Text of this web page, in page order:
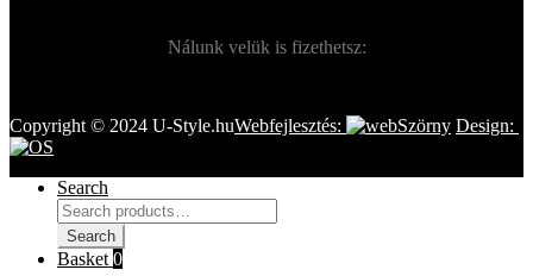
Nálunk velük is fizethetsz:
Copyright © 2024 U-Style.huWebfejlesztés: Design:
Search
Search
for:
Search
Basket 0